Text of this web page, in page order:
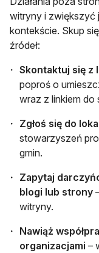
witryny i zwiększyć
kontekście. Skup
źródeł:
Skontaktuj się z
poproś o
wraz z linkiem do
Zgłoś się do
stowarzyszeń
gmin.
Zapytaj
blogi lub strony
witryny.
Nawiąż
organizacjami –